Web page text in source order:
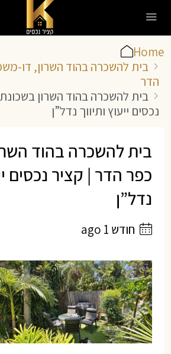
Home
בית להשכרה בהוד השרון, דו-
הדר
בית להשכרה בהוד השרון
נכסים ייעוץ ותיווך נדל”ן
בית להשכרה בהוד
כפר הדר | קציר נכסים
נדל”ן
חודש 1 ago